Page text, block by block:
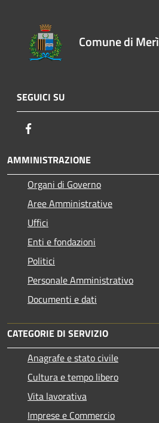
Comune di Merì
SEGUICI SU
AMMINISTRAZIONE
Organi di Governo
Aree Amministrative
Uffici
Enti e fondazioni
Politici
Personale Amministrativo
Documenti e dati
CATEGORIE DI SERVIZIO
Anagrafe e stato civile
Cultura e tempo libero
Vita lavorativa
Imprese e Commercio